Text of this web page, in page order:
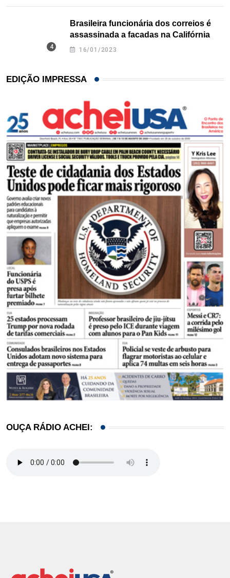
Brasileira funcionária dos correios é
assassinada a facadas na Califórnia
16/01/2023
EDIÇÃO IMPRESSA
OUÇA RÁDIO ACHEI: